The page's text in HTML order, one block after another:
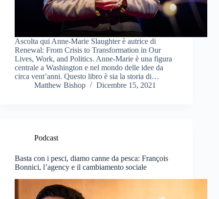
Ascolta qui Anne-Marie Slaughter è autrice di
Renewal: From Crisis to Transformation in Our
Lives, Work, and Politics. Anne-Marie è una figura
centrale a Washington e nel mondo delle idee da
circa vent’anni. Questo libro è sia la storia di…
Matthew Bishop
Dicembre 15, 2021
Podcast
Basta con i pesci, diamo canne da pesca: François
Bonnici, l’agency e il cambiamento sociale